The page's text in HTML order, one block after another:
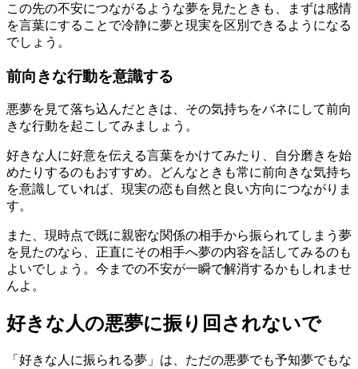
この先の不安につながるような夢を見たときも、まずは感情
を言葉にすることで冷静に夢と現実を区別できるようになる
でしょう。
前向きな行動を意識する
悪夢を見て落ち込んだときは、その気持ちをバネにして前向
きな行動を起こしてみましょう。
好きな人に好意を伝える言葉をかけてみたり、自分磨きを始
めたりするのもおすすめ。どんなときも常に前向きな気持ち
を意識していれば、現実の恋も自然と良い方向につながりま
す。
また、現時点で既に親密な関係の相手から振られてしまう夢
を見たのなら、正直にその相手へ夢の内容を話してみるのも
よいでしょう。今までの不安が一瞬で解消するかもしれませ
んよ。
好きな人の悪夢に振り回されないで
「好きな人に振られる夢」は、ただの悪夢でも予知夢でもな